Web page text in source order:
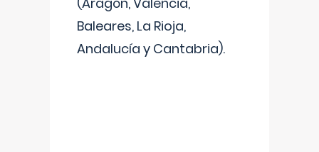
Baleares, La Rioja,
Andalucía y Cantabria).